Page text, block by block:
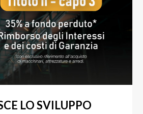
LO SVILUPPO